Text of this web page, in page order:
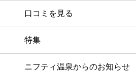
口コミを見る
特集
ニフティ温泉からのお知らせ